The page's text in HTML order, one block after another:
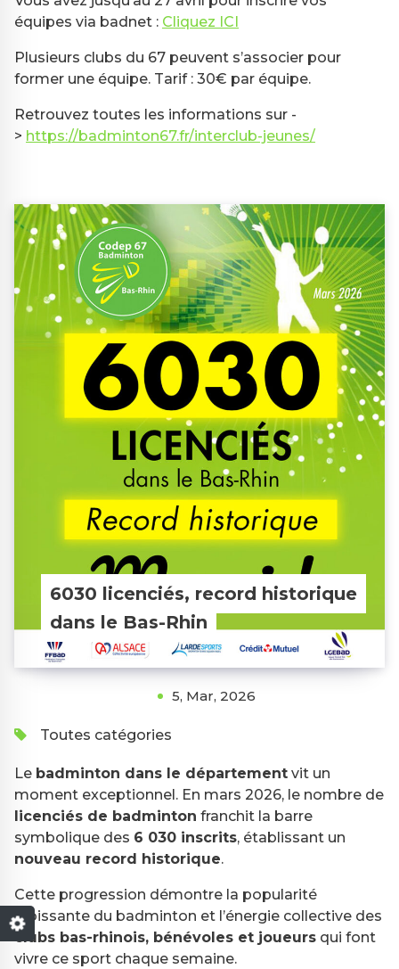
équipes via badnet : C liquez ICI
Plusieurs clubs du 67 peuvent s’associer pour
former une équipe. Tarif : 30€ par équipe.
Retrouvez toutes les informations sur -
> https://badminton67.fr/interclub-jeunes/
6030 licenciés, record historique
dans le Bas-Rhin
5, Mar, 2026
Toutes catégories
Le badminton dans le département vit un
moment exceptionnel. En mars 2026, le nombre de
licenciés de badminton franchit la barre
symbolique des 6 030 inscrits, établissant un
nouveau record historique.
Cette progression démontre la popularité
croissante du badminton et l’énergie collective des
clubs bas-rhinois, bénévoles et joueurs qui font
vivre ce sport chaque semaine.